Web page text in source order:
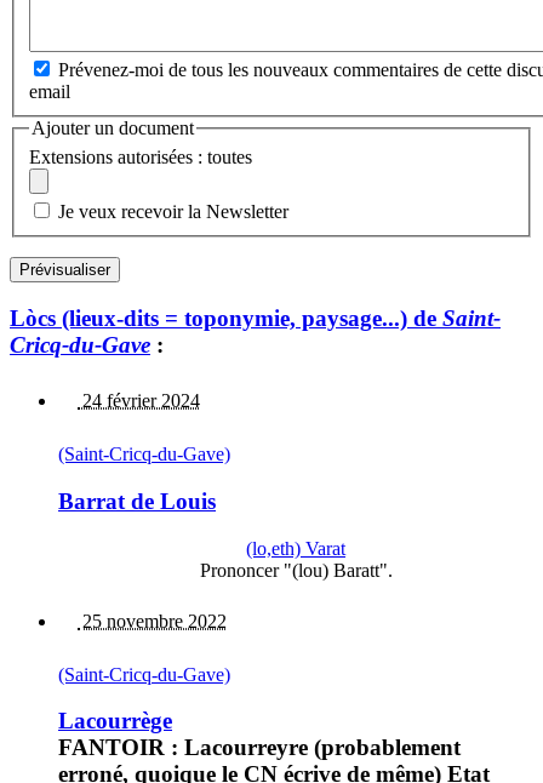
Prévenez-moi de tous les nouveaux commentaires de cette
email
Ajouter un document
Extensions autorisées : toutes
Je veux recevoir la Newsletter
Lòcs (lieux-dits = toponymie, paysage...) de Saint-
Cricq-du-Gave :
24 février 2024
(Saint-Cricq-du-Gave)
Barrat de Louis
(lo,eth) Varat
Prononcer "(lou) Baratt".
25 novembre 2022
(Saint-Cricq-du-Gave)
Lacourrège
FANTOIR : Lacourreyre (probablement
erroné, quoique le CN écrive de même) Etat